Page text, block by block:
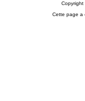
Cette page a